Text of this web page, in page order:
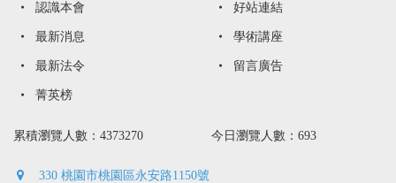
認識本會
最新消息
最新法令
菁英榜
好站連結
學術講座
留言廣告
累積瀏覽人數：4373270 今日瀏覽人數：693
330 桃園市桃園區永安路1150號